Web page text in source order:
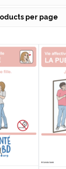
per page